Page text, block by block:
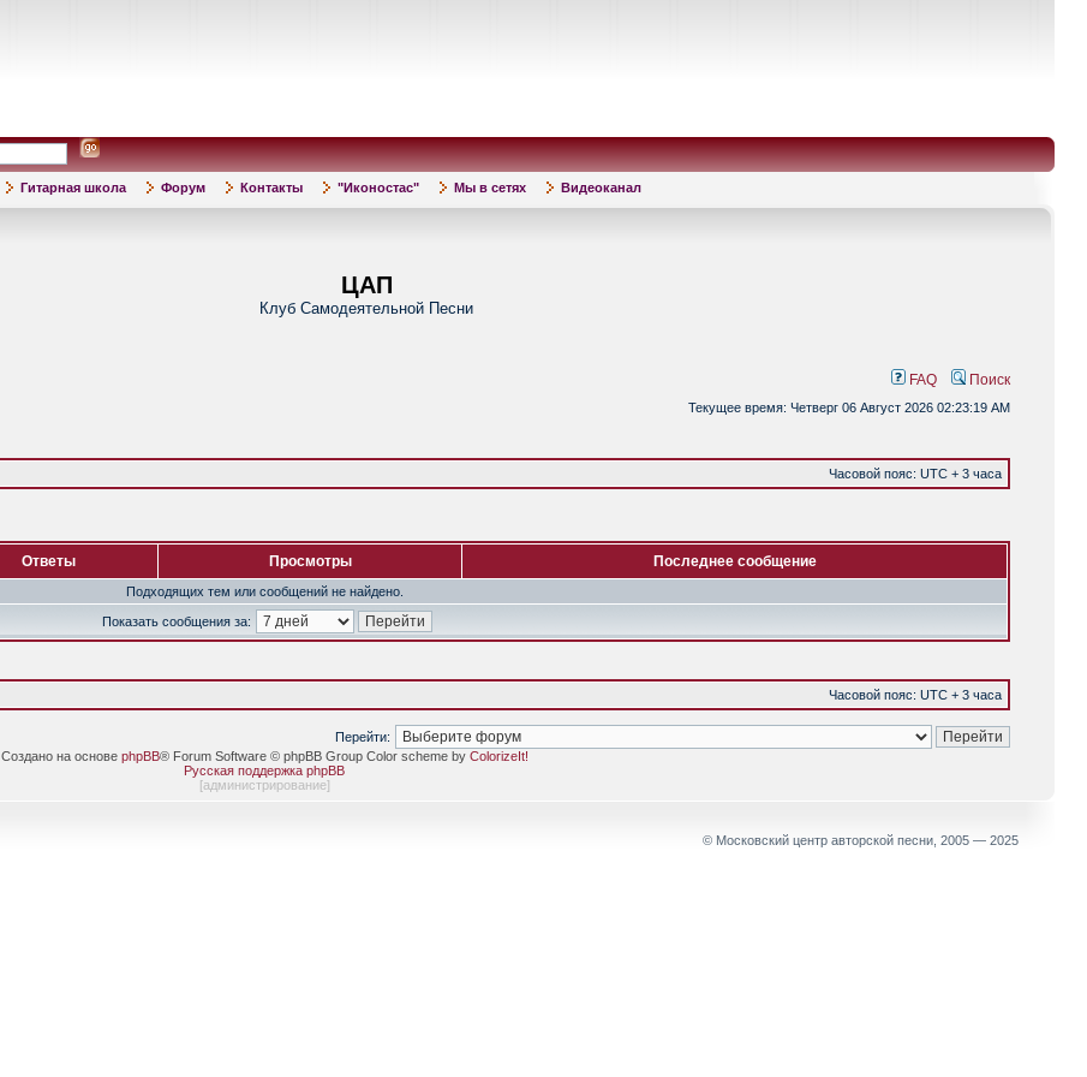
Гитарная школа Форум Контакты "Иконостас" Мы в сетях Видеоканал
ЦАП
Клуб Самодеятельной Песни
FAQ Поиск
Текущее время: Четверг 06 Август 2026 02:23:19 AM
Часовой пояс: UTC + 3 часа
Ответы Просмотры Последнее сообщение
Подходящих тем или сообщений не найдено.
Показать сообщения за:
Часовой пояс: UTC + 3 часа
Перейти:
Создано на основе phpBB® Forum Software © phpBB Group Color scheme by ColorizeIt!
Русская поддержка phpBB
[администрирование]
© Московский центр авторской песни, 2005 — 2025